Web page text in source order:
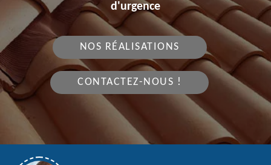
d'urgence
NOS RÉALISATIONS
CONTACTEZ-NOUS !